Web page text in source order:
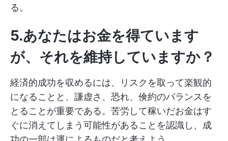
る。
5.あなたはお金を得ています
が、それを維持していますか？
経済的成功を収めるには、リスクを取って楽観的
になることと、謙虚さ、恐れ、倹約のバランスを
とることが重要である。苦労して稼いだお金はす
ぐに消えてしまう可能性があることを認識し、成